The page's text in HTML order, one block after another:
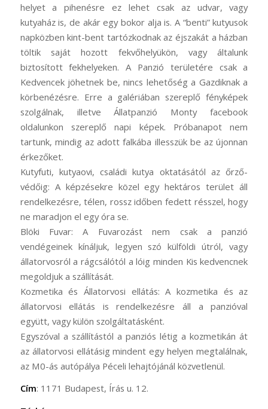
helyet a pihenésre ez lehet csak az udvar, vagy
kutyaház is, de akár egy bokor alja is. A “benti” kutyusok
napközben kint-bent tartózkodnak az éjszakát a házban
töltik saját hozott fekvőhelyükön, vagy általunk
biztosított fekhelyeken. A Panzió területére csak a
Kedvencek jöhetnek be, nincs lehetőség a Gazdiknak a
körbenézésre. Erre a galériában szereplő fényképek
szolgálnak, illetve Állatpanzió Monty facebook
oldalunkon szereplő napi képek. Próbanapot nem
tartunk, mindig az adott falkába illesszük be az újonnan
érkezőket.
Kutyfuti, kutyaovi, családi kutya oktatásától az őrző-
védőig: A képzésekre közel egy hektáros terület áll
rendelkezésre, télen, rossz időben fedett résszel, hogy
ne maradjon el egy óra se.
Blöki Fuvar: A Fuvarozást nem csak a panzió
vendégeinek kínáljuk, legyen szó külföldi útról, vagy
állatorvosról a rágcsálótól a lóig minden Kis kedvencnek
megoldjuk a szállítását.
Kozmetika és Állatorvosi ellátás: A kozmetika és az
állatorvosi ellátás is rendelkezésre áll a panzióval
együtt, vagy külön szolgáltatásként.
Egyszóval a szállítástól a panziós létig a kozmetikán át
az állatorvosi ellátásig mindent egy helyen megtalálnak,
az M0-ás autópálya Péceli lehajtójánál közvetlenül.
Cím: 1171 Budapest, Írás u. 12.